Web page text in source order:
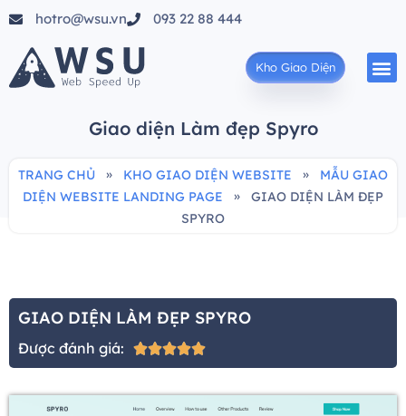
hotro@wsu.vn 093 22 88 444
Kho Giao Diện
Giao diện Làm đẹp Spyro
TRANG CHỦ » KHO GIAO DIỆN WEBSITE »
MẪU GIAO
DIỆN WEBSITE LANDING PAGE
»
GIAO DIỆN LÀM ĐẸP
SPYRO
GIAO DIỆN LÀM ĐẸP SPYRO
Được đánh giá: 